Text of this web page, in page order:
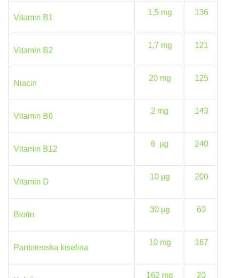
Vitamin B1
1,5 mg 136
Vitamin B2
1,7 mg 121
Niacin
20 mg 125
Vitamin B6
2 mg 143
Vitamin B12
6 µg 240
Vitamin D
10 µg 200
Biotin
30 µg 60
Pantotenska kiselina
10 mg 167
162 mg 20